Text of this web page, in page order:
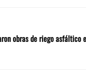
obras de riego asfáltico